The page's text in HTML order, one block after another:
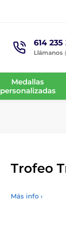
614 235
Llámanos
Medallas
personalizadas
Trofeo
Más info ›